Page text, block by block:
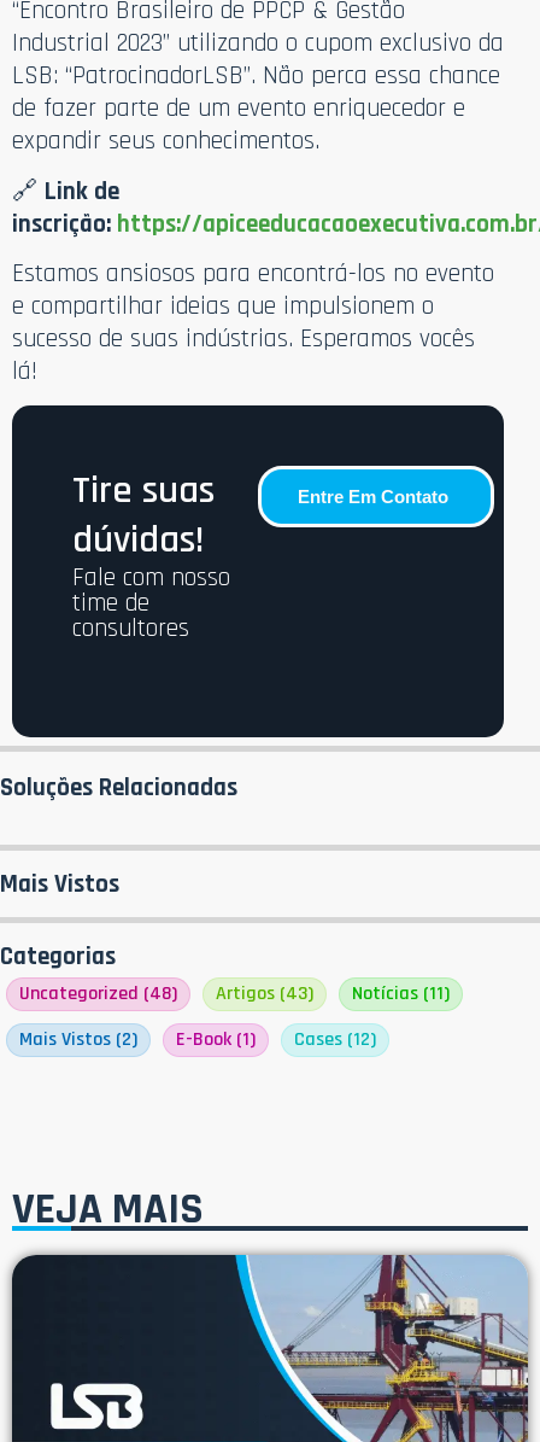
“Encontro Brasileiro de PPCP & Gestão
Industrial 2023” utilizando o cupom exclusivo da
LSB: “PatrocinadorLSB”. Não perca essa chance
de fazer parte de um evento enriquecedor e
expandir seus conhecimentos.
🔗 Link de
inscrição: https://
Estamos ansiosos para encontrá-los no evento
e compartilhar ideias que impulsionem o
sucesso de suas indústrias. Esperamos vocês
lá!
Tire suas
dúvidas!
Fale com nosso
time de
consultores
Entre Em Contato
Soluções Relacionadas
Mais Vistos
Categorias
Uncategorized (48) Artigos (43) Notícias (11)
Mais Vistos (2) E-Book (1) Cases (12)
VEJA MAIS